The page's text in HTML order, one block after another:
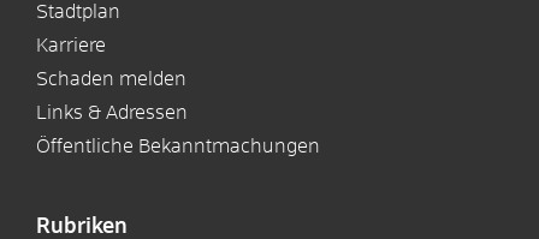
Stadtplan
Karriere
Schaden melden
Links & Adressen
Öffentliche Bekanntmachungen
Rubriken